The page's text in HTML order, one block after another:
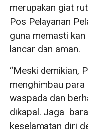
merupakan giat
Pos Pelayanan
guna memasti
lancar dan aman.
“Meski demikian,
menghimbau
waspada dan
dikapal. Jaga
keselamatan diri